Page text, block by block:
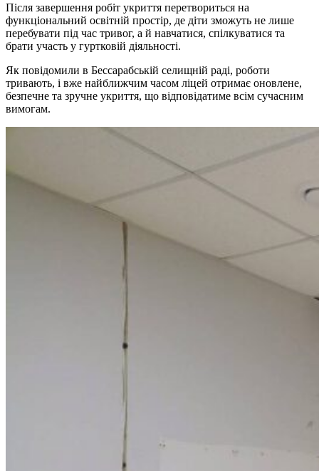
Після завершення робіт укриття перетвориться на
функціональний освітній простір, де діти зможуть не лише
перебувати під час тривог, а й навчатися, спілкуватися та
брати участь у гуртковій діяльності.
Як повідомили в Бессарабській селищній раді, роботи
тривають, і вже найближчим часом ліцей отримає оновлене,
безпечне та зручне укриття, що відповідатиме всім сучасним
вимогам.